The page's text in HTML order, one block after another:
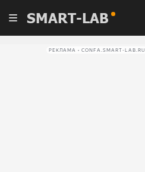
SMART-LAB
РЕКЛАМА • CONFA.SMART-LAB.RU